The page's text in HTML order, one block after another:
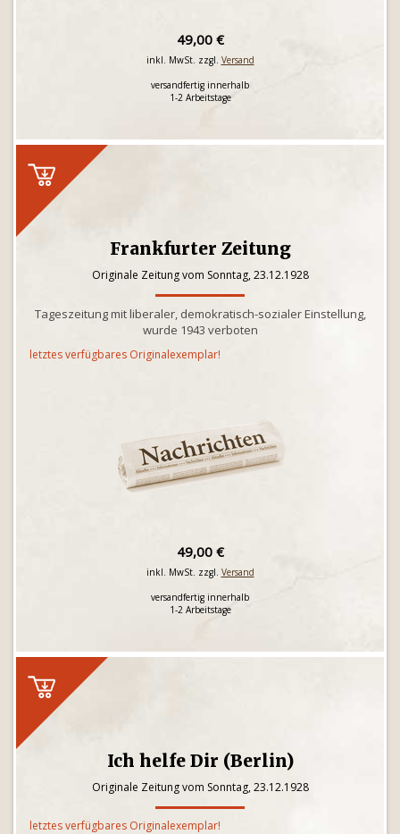
49,00 €
inkl. MwSt. zzgl. Versand
versandfertig innerhalb
1-2 Arbeitstage
Frankfurter Zeitung
Originale Zeitung vom Sonntag, 23.12.1928
Tageszeitung mit liberaler, demokratisch-sozialer Einstellung,
wurde 1943 verboten
letztes verfügbares Originalexemplar!
49,00 €
inkl. MwSt. zzgl. Versand
versandfertig innerhalb
1-2 Arbeitstage
Ich helfe Dir (Berlin)
Originale Zeitung vom Sonntag, 23.12.1928
letztes verfügbares Originalexemplar!